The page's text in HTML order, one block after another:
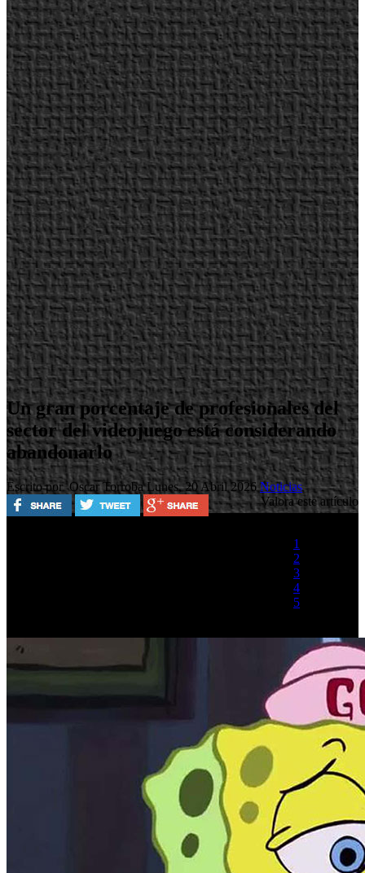
Un gran porcentaje de profesionales del
sector del videojuego está considerando
abandonarlo
Escrito por Oscar TorrobaLunes, 20 Abril 2026Noticias
Valora este artículo
1
2
3
4
5